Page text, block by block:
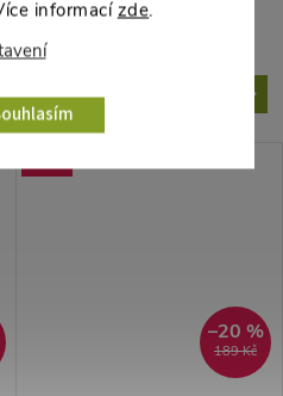
informací zde.
189 Kč
–20 %